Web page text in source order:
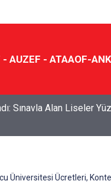
- AUZEF - ATAAOF-
Sınavla Alan Liseler
Üniversitesi Ücretleri,